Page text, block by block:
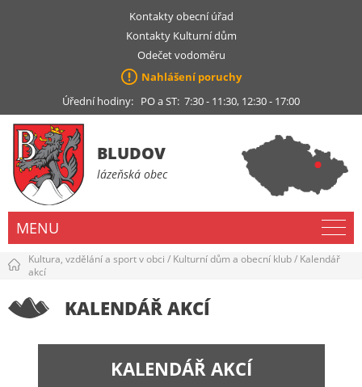
Kontakty obecní úřad
Kontakty Kulturní dům
Odečet vodoměru
Nahlášení poruchy
Úřední hodiny: PO a ST: 7:30 - 11:30, 12:30 - 17:00
BLUDOV
lázeňská obec
MENU
Kultura, vzdělání a sport v obci / Kulturní dům a obecní klub/ Kalendář
akcí
KALENDÁŘ AKCÍ
KALENDÁŘ AKCÍ